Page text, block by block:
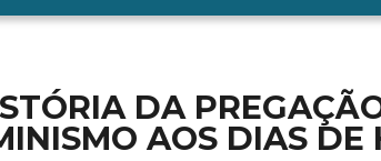
DA
AOS DIAS DE